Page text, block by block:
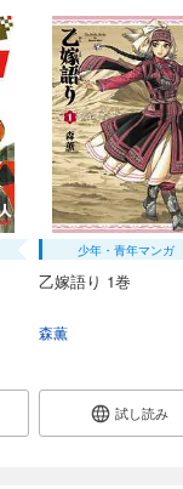
少年・青年マンガ
乙嫁語り 1巻
森薫
試し読み